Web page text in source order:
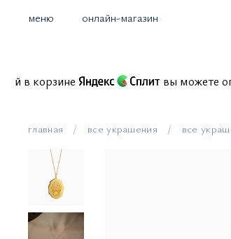
меню онлайн-магазин
в корзине вы
главная все украшения все